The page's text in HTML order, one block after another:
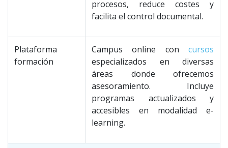
procesos, reduce costes y
facilita el control documental.
Plataforma
formación
Campus online con cursos
especializados en diversas
áreas donde ofrecemos
asesoramiento. Incluye
programas actualizados y
accesibles en modalidad e-
learning.